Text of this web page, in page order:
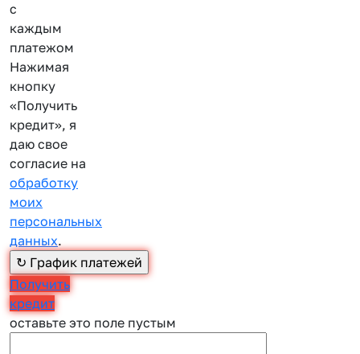
с
каждым
платежом
Нажимая
кнопку
«Получить
кредит», я
даю свое
согласие на
обработку
моих
персональных
данных.
Получить
кредит
оставьте это поле пустым